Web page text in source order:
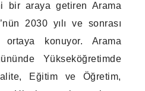
bir araya getiren Arama
2030 yılı ve sonrası
konuyor. Arama
Yükseköğretimde
Eğitim ve Öğretim,